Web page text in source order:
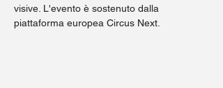
visive. L'evento è sostenuto dalla
piattaforma europea Circus Next.